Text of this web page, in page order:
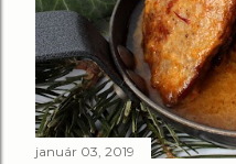
január 03, 2019